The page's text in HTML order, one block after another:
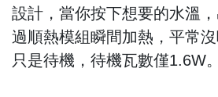
設計，當你按下想要的水溫
過順熱模組瞬間加熱，平常
只是待機，待機瓦數僅1.6W。